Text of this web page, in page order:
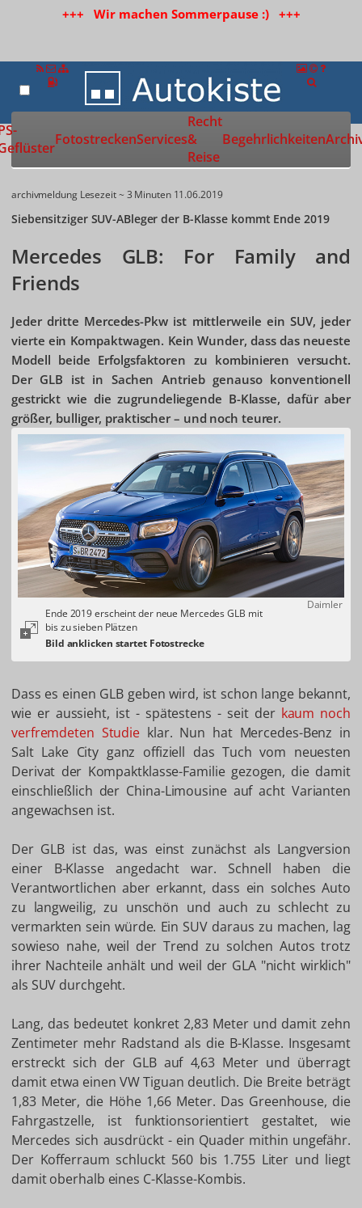
+++ Wir machen Sommerpause :) +++
Zur Startseite
FotostreckenServices
Recht
&
Reise
Begehrlichkeiten
archivmeldung Lesezeit ~ 3 Minuten 11.06.2019
Siebensitziger SUV-ABleger der B-Klasse kommt Ende 2019
Mercedes GLB: For Family and
Friends
Jeder dritte Mercedes-Pkw ist mittlerweile ein SUV, jeder
vierte ein Kompaktwagen. Kein Wunder, dass das neueste
Modell beide Erfolgsfaktoren zu kombinieren versucht.
Der GLB ist in Sachen Antrieb genauso konventionell
gestrickt wie die zugrundeliegende B-Klasse, dafür aber
größer, bulliger, praktischer – und noch teurer.
Daimler
Ende 2019 erscheint der neue Mercedes GLB mit
bis zu sieben Plätzen
Dass es einen GLB geben wird, ist schon lange bekannt,
wie er aussieht, ist - spätestens - seit der kaum noch
verfremdeten Studie klar. Nun hat Mercedes-Benz in
Salt Lake City ganz offiziell das Tuch vom neuesten
Derivat der Kompaktklasse-Familie gezogen, die damit
einschließlich der China-Limousine auf acht Varianten
angewachsen ist.
Der GLB ist das, was einst zunächst als Langversion
einer B-Klasse angedacht war. Schnell haben die
Verantwortlichen aber erkannt, dass ein solches Auto
zu langweilig, zu unschön und auch zu schlecht zu
vermarkten sein würde. Ein SUV daraus zu machen, lag
sowieso nahe, weil der Trend zu solchen Autos trotz
ihrer Nachteile anhält und weil der GLA "nicht wirklich"
als SUV durchgeht.
Lang, das bedeutet konkret 2,83 Meter und damit zehn
Zentimeter mehr Radstand als die B-Klasse. Insgesamt
erstreckt sich der GLB auf 4,63 Meter und überragt
damit etwa einen VW Tiguan deutlich. Die Breite beträgt
1,83 Meter, die Höhe 1,66 Meter. Das Greenhouse, die
Fahrgastzelle, ist funktionsorientiert gestaltet, wie
Mercedes sich ausdrückt - ein Quader mithin ungefähr.
Der Kofferraum schluckt 560 bis 1.755 Liter und liegt
damit oberhalb eines C-Klasse-Kombis.